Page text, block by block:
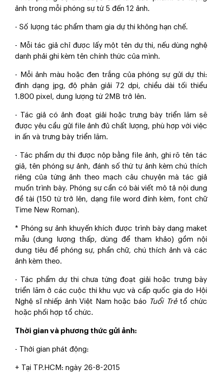
ảnh trong mỗi phóng sự từ 5 đến 12 ảnh.
- Số lượng tác phẩm tham gia dự thi không hạn chế.
- Mỗi tác giả chỉ được lấy một tên dự thi, nếu dùng nghệ
danh phải ghi kèm tên chính thức của mình.
- Mỗi ảnh màu hoặc đen trắng của phóng sự gửi dự thi:
định dạng jpg, độ phân giải 72 dpi, chiều dài tối thiểu
1.800 pixel, dung lượng từ 2MB trở lên.
- Tác giả có ảnh đoạt giải hoặc trưng bày triển lãm sẽ
được yêu cầu gửi file ảnh đủ chất lượng, phù hợp với việc
in ấn và trưng bày triển lãm.
- Tác phẩm dự thi được nộp bằng file ảnh, ghi rõ tên tác
giả, tên phóng sự ảnh, đánh số thứ tự ảnh kèm chú thích
riêng của từng ảnh theo mạch câu chuyện mà tác giả
muốn trình bày. Phóng sự cần có bài viết mô tả nội dung
đề tài (150 từ trở lên, dạng file word đính kèm, font chữ
Time New Roman).
* Phóng sự ảnh khuyến khích được trình bày dạng maket
mẫu (dung lượng thấp, dùng để tham khảo) gồm nội
dung tiêu đề phóng sự, phần chữ, chú thích ảnh và các
ảnh kèm theo.
- Tác phẩm dự thi chưa từng đoạt giải hoặc trưng bày
triển lãm ở các cuộc thi khu vực và cấp quốc gia do Hội
Nghệ sĩ nhiếp ảnh Việt Nam hoặc báo Tuổi Trẻtổ chức
hoặc phối hợp tổ chức.
Thời gian và phương thức gửi ảnh:
- Thời gian phát động:
+ Tại TP.HCM: ngày 26-8-2015